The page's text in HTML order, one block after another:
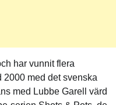
har vunnit flera
2000 med det svenska
med Lubbe Garell värd